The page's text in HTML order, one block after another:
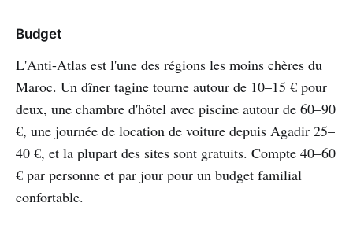
Budget
L'Anti-Atlas est l'une des régions les moins chères du
Maroc. Un dîner tagine tourne autour de 10–15 € pour
deux, une chambre d'hôtel avec piscine autour de 60–90
€, une journée de location de voiture depuis Agadir 25–
40 €, et la plupart des sites sont gratuits. Compte 40–60
€ par personne et par jour pour un budget familial
confortable.